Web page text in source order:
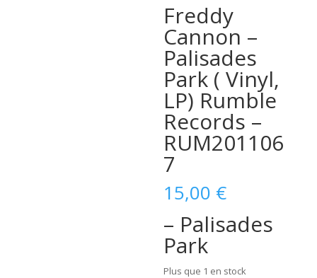
Freddy
Cannon –
Palisades
Park ( Vinyl,
LP) Rumble
Records –
RUM201106
7
15,00 €
– Palisades
Park
Plus que 1 en stock